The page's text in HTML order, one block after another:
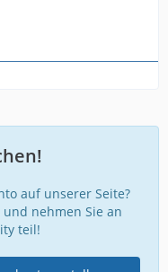
auf unserer Seite?
und nehmen Sie an
teil!